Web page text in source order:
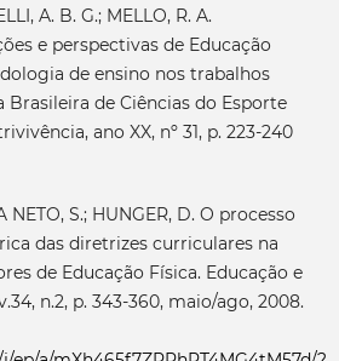
A. B. G.; MELLO, R. A.
e perspectivas de Educação
de ensino nos trabalhos
Brasileira de Ciências do Esporte
ano XX, nº 31, p. 223-240
NETO, S.; HUNGER, D. O processo
das diretrizes curriculares na
de Educação Física. Educação e
n.2, p. 343-360, maio/ago, 2008.